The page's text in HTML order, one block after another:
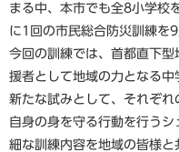
まる中、本市でも全8小学校
に1回の市民総合防災訓練を
今回の訓練では、首都直下
援者として地域の力となる中
新たな試みとして、それぞ
自身の身を守る行動を行う
細な訓練内容を地域の皆様